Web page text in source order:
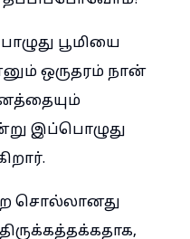
பூமியை
ஒருதரம் நான்
இப்பொழுது
சொல்லானது